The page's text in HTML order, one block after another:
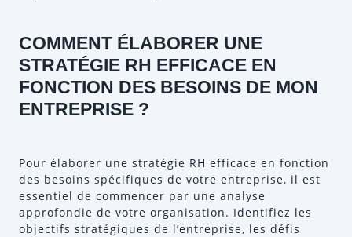
COMMENT ÉLABORER UNE
STRATÉGIE RH EFFICACE EN
FONCTION DES BESOINS DE MON
ENTREPRISE ?
Pour élaborer une stratégie RH efficace en fonction
des besoins spécifiques de votre entreprise, il est
essentiel de commencer par une analyse
approfondie de votre organisation. Identifiez les
objectifs stratégiques de l’entreprise, les défis